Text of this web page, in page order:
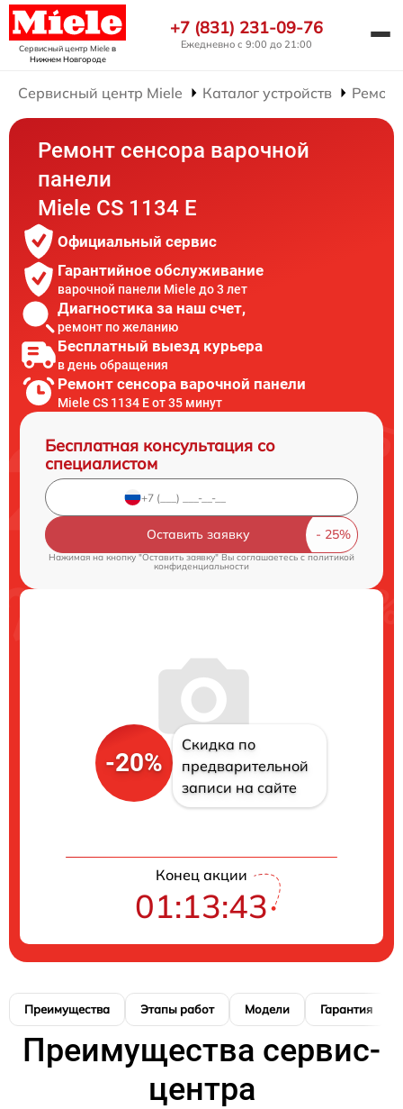
Сервисный центр Mieleв
Нижнем Новгороде
+7 (831) 231-09-76
Ежедневно с 9:00 до 21:00
Сервисный центр Miele Каталог устройств
Ремонт сенсора варочной
панели
Miele CS 1134 E
Официальный сервис
Гарантийное обслуживание
варочной панели Miele до 3 лет
Диагностика за наш счет,
ремонт по желанию
Бесплатный выезд курьера
в день обращения
Ремонт сенсора варочной панели
Miele CS 1134 E от 35 минут
Бесплатная консультация со
специалистом
Оставить заявку
Нажимая на кнопку "Оставить заявку" Вы соглашаетесь cполитикой
конфиденциальности
-20%
Скидка по
предварительной
записи на сайте
Конец акции
01:13:42
Преимущества Этапы работ Модели Гарантия
Преимущества сервис-
центра